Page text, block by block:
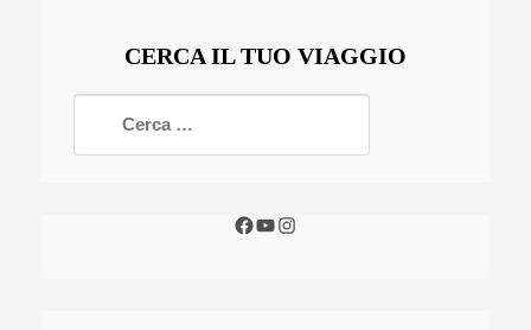
CERCA IL TUO VIAGGIO